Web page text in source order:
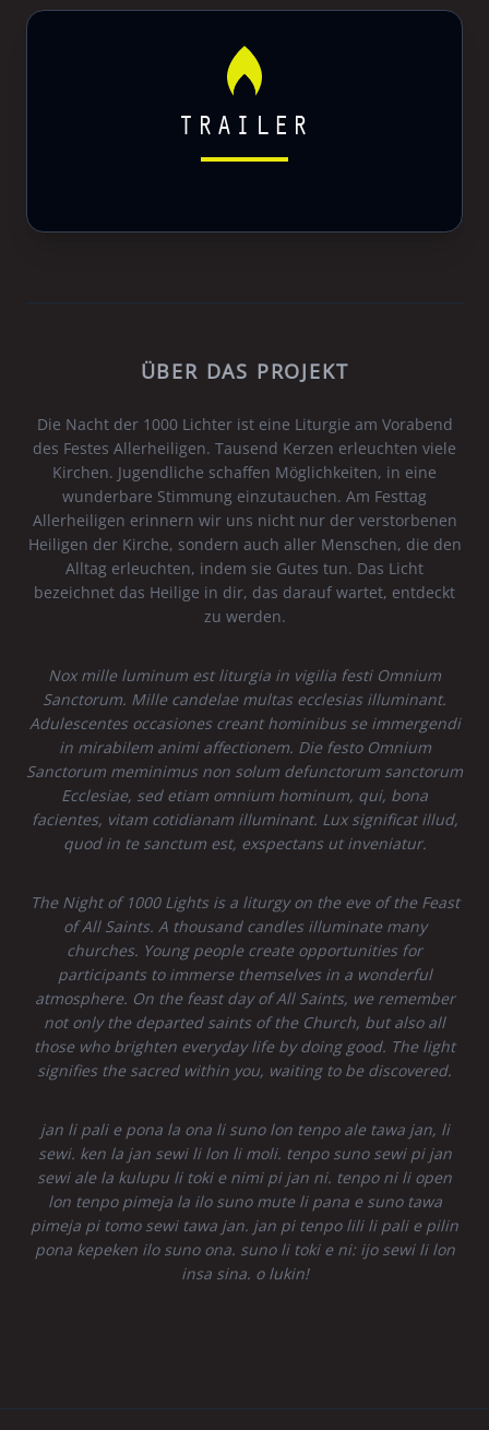
TRAILER
ÜBER DAS PROJEKT
Die Nacht der 1000 Lichter ist eine Liturgie am Vorabend
des Festes Allerheiligen. Tausend Kerzen erleuchten viele
Kirchen. Jugendliche schaffen Möglichkeiten, in eine
wunderbare Stimmung einzutauchen. Am Festtag
Allerheiligen erinnern wir uns nicht nur der verstorbenen
Heiligen der Kirche, sondern auch aller Menschen, die den
Alltag erleuchten, indem sie Gutes tun. Das Licht
bezeichnet das Heilige in dir, das darauf wartet, entdeckt
zu werden.
Nox mille luminum est liturgia in vigilia festi Omnium
Sanctorum. Mille candelae multas ecclesias illuminant.
Adulescentes occasiones creant hominibus se immergendi
in mirabilem animi affectionem. Die festo Omnium
Sanctorum meminimus non solum defunctorum sanctorum
Ecclesiae, sed etiam omnium hominum, qui, bona
facientes, vitam cotidianam illuminant. Lux significat illud,
quod in te sanctum est, exspectans ut inveniatur.
The Night of 1000 Lights is a liturgy on the eve of the Feast
of All Saints. A thousand candles illuminate many
churches. Young people create opportunities for
participants to immerse themselves in a wonderful
atmosphere. On the feast day of All Saints, we remember
not only the departed saints of the Church, but also all
those who brighten everyday life by doing good. The light
signifies the sacred within you, waiting to be discovered.
jan li pali e pona la ona li suno lon tenpo ale tawa jan, li
sewi. ken la jan sewi li lon li moli. tenpo suno sewi pi jan
sewi ale la kulupu li toki e nimi pi jan ni. tenpo ni li open
lon tenpo pimeja la ilo suno mute li pana e suno tawa
pimeja pi tomo sewi tawa jan. jan pi tenpo lili li pali e pilin
pona kepeken ilo suno ona. suno li toki e ni: ijo sewi li lon
insa sina. o lukin!